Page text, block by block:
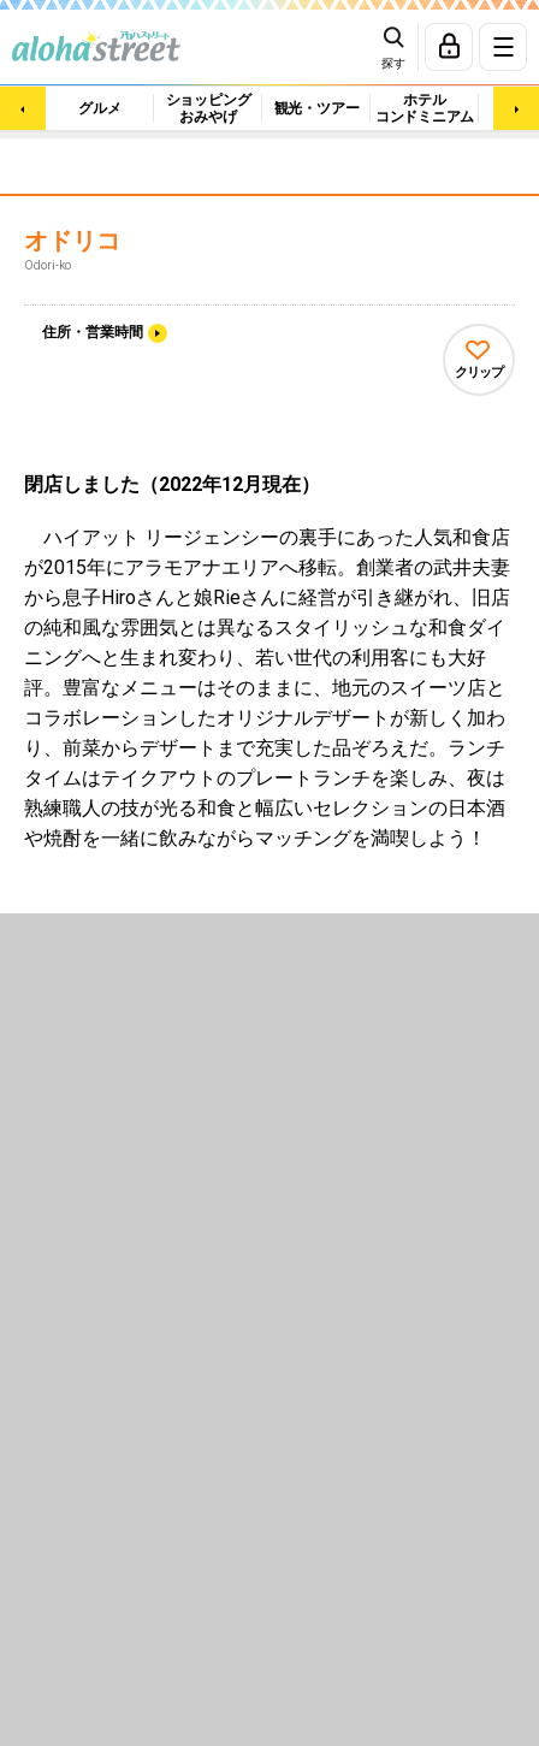
探す
グルメ
ショッピング
おみやげ
観光・ツアー
ホテル
コンドミニアム
マッ
オドリコ
Odori-ko
住所・営業時間
クリップ
閉店しました（2022年12月現在）
ハイアット リージェンシーの裏手にあった人気和食店
が2015年にアラモアナエリアへ移転。創業者の武井夫妻
から息子Hiroさんと娘Rieさんに経営が引き継がれ、旧店
の純和風な雰囲気とは異なるスタイリッシュな和食ダイ
ニングへと生まれ変わり、若い世代の利用客にも大好
評。豊富なメニューはそのままに、地元のスイーツ店と
コラボレーションしたオリジナルデザートが新しく加わ
り、前菜からデザートまで充実した品ぞろえだ。ランチ
タイムはテイクアウトのプレートランチを楽しみ、夜は
熟練職人の技が光る和食と幅広いセレクションの日本酒
や焼酎を一緒に飲みながらマッチングを満喫しよう！